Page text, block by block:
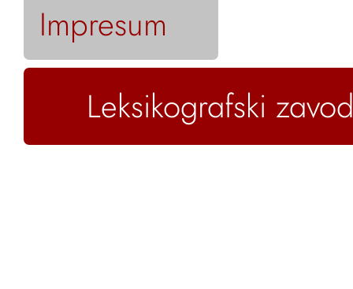
Impresum
Leksikografski